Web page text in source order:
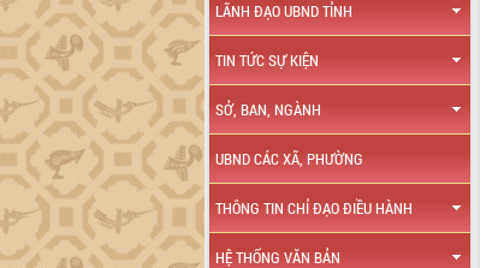
LÃNH ĐẠO UBND TỈNH
TIN TỨC SỰ KIỆN
SỞ, BAN, NGÀNH
UBND CÁC XÃ, PHƯỜNG
THÔNG TIN CHỈ ĐẠO ĐIỀU HÀNH
HỆ THỐNG VĂN BẢN